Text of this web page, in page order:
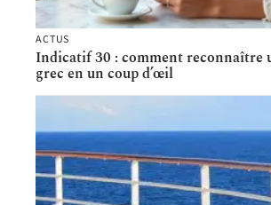
ACTUS
Indicatif 30 : comment reconnaître
grec en un coup d’œil